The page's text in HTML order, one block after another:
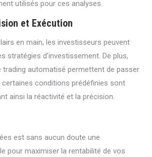
utilisés pour ces analyses.
et Exécution
en main, les investisseurs peuvent
stratégies d’investissement. De plus,
automatisé permettent de passer
conditions prédéfinies sont
ainsi la réactivité et la précision.
est sans aucun doute une
pour maximiser la rentabilité de vos